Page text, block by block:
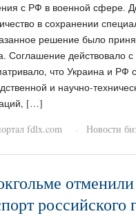
с РФ в военной сфере.
в сохранении
решение было
Соглашение действовало с
что Украина и РФ
и научно-
[…]
fdlx.com
· Новости
российского